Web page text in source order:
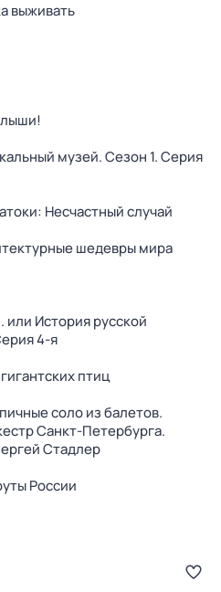
выживать
музей. Сезон 1. Серия
Несчастный случай
шедевры мира
или История русской
4-я
птиц
соло из балетов.
Санкт-Петербурга.
Стадлер
России